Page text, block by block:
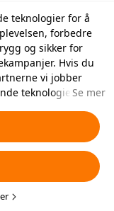
teknologier for å
forbedre
og sikker for
Hvis du
vi jobber
teknologier på
eller velge
å godta eller
se våre
teknologier
Se mer